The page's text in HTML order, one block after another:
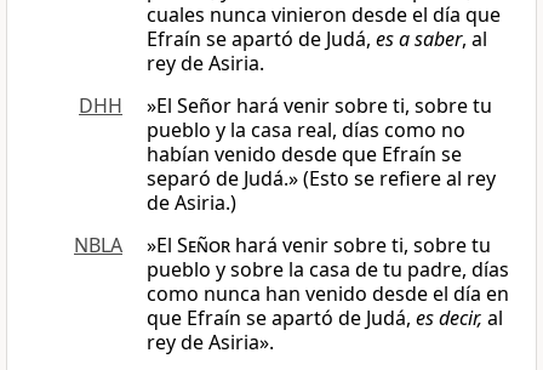
cuales nunca vinieron desde el día que
Efraín se apartó de Judá, es a saber, al
rey de Asiria.
DHH
»El Señor hará venir sobre ti, sobre tu
pueblo y la casa real, días como no
habían venido desde que Efraín se
separó de Judá.» (Esto se refiere al rey
de Asiria.)
NBLA
»El Señor hará venir sobre ti, sobre tu
pueblo y sobre la casa de tu padre, días
como nunca han venido desde el día en
que Efraín se apartó de Judá, es decir, al
rey de Asiria».